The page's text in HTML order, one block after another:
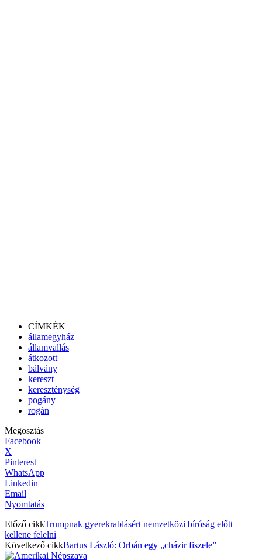
CÍMKÉK
államegyház
államvallás
átkozott
bálvány
kereszt
kereszténység
pogány
rogán
Megosztás
Facebook
X
Pinterest
WhatsApp
Linkedin
Email
Nyomtatás
Előző cikkTrumpnak gyerekrablásért nemzetközi bíróság előtt
kellene felelni
Következő cikkBartus László: Orbán egy „cházir fiszele”